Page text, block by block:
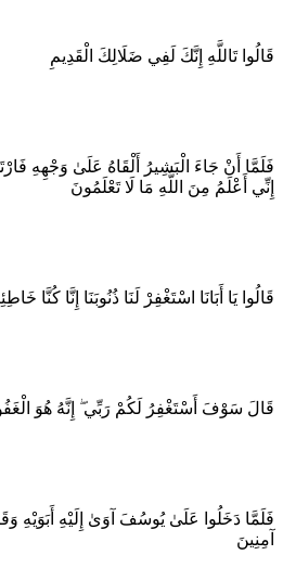
قَالُوا تَاللَّهِ إِنَّكَ لَفِي ضَلَالِكَ الْقَدِيمِ
فَلَمَّا أَنْ جَاءَ الْبَشِيرُ أَلْقَاهُ عَلَىٰ وَجْهِهِ
إِنِّي أَعْلَمُ مِنَ اللَّهِ مَا لَا تَعْلَمُونَ
قَالُوا يَا أَبَانَا اسْتَغْفِرْ لَنَا ذُنُوبَنَا إِنَّا كُنَّا
قَالَ سَوْفَ أَسْتَغْفِرُ لَكُمْ رَبِّي ۖ إِنَّهُ هُوَ
فَلَمَّا دَخَلُوا عَلَىٰ يُوسُفَ آوَىٰ إِلَيْهِ أَبَوَيْهِ
آمِنِينَ